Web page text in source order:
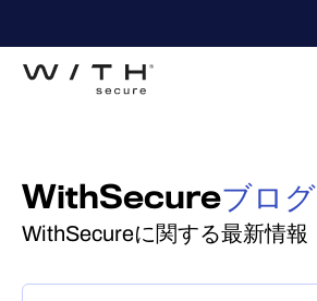
WithSecureブログ
WithSecureに関する最新情報